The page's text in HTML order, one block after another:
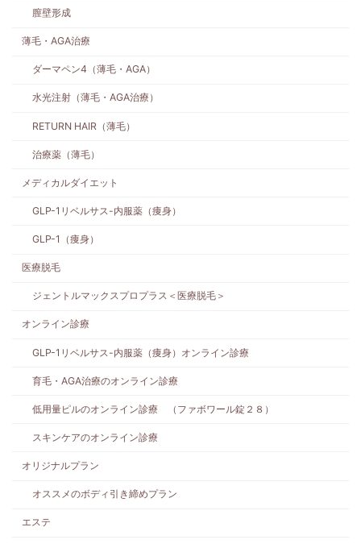
膣壁形成
薄毛・AGA治療
ダーマペン4（薄毛・AGA）
水光注射（薄毛・AGA治療）
RETURN HAIR（薄毛）
治療薬（薄毛）
メディカルダイエット
GLP-1リベルサス-内服薬（痩身）
GLP-1（痩身）
医療脱毛
ジェントルマックスプロプラス＜医療脱毛＞
オンライン診療
GLP-1リベルサス-内服薬（痩身）オンライン診療
育毛・AGA治療のオンライン診療
低用量ピルのオンライン診療 （ファボワール錠２８）
スキンケアのオンライン診療
オリジナルプラン
オススメのボディ引き締めプラン
エステ